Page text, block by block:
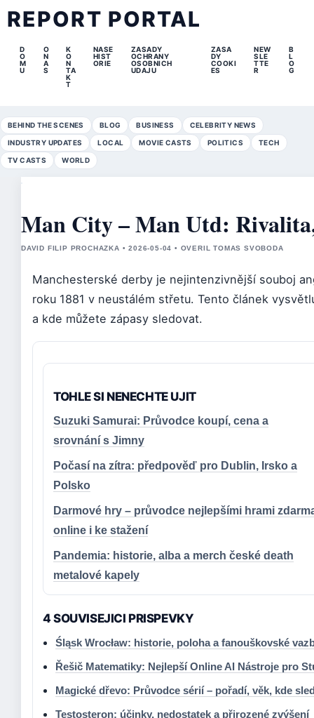
REPORT PORTAL
D
O
M
U
O
N
A
S
K
O
N
TA
K
T
NASE
HIST
ORIE
ZASADY
OCHRANY
OSOBNICH
UDAJU
ZASA
DY
COOKI
ES
NEW
SLE
TTE
R
B
L
O
G
BEHIND THE SCENES BLOG BUSINESS CELEBRITY NEWS
INDUSTRY UPDATES LOCAL MOVIE CASTS POLITICS TECH
TV CASTS WORLD
Man City – Man Utd:
DAVID FILIP PROCHAZKA • 2026-05-04 • OVERIL TOMAS SVOBODA
Manchesterské derby je nejintenzivnější souboj
roku 1881 v neustálém střetu. Tento článek
a kde můžete zápasy sledovat.
TOHLE SI NENECHTE UJIT
Suzuki Samurai: Průvodce koupí, cena a
srovnání s Jimny
Počasí na zítra: předpověď pro Dublin, Irsko a
Polsko
Darmové hry – průvodce nejlepšími hrami
online i ke stažení
Pandemia: historie, alba a merch české death
metalové kapely
4 SOUVISEJICI PRISPEVKY
Śląsk Wrocław: historie, poloha a fanouškovské
Řešič Matematiky: Nejlepší Online AI Nástroje pro
Magické dřevo: Průvodce sérií – pořadí, věk, kde
Testosteron: účinky, nedostatek a přirozené zvýšení